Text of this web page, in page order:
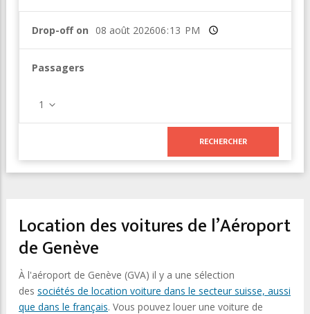
Drop-off on Heure
Passagers
1
Location des voitures de l’Aéroport
de Genève
À l'aéroport de Genève (GVA) il y a une sélection
des sociétés de location voiture dans le secteur suisse, aussi
que dans le français. Vous pouvez louer une voiture de